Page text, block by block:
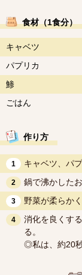
食材（1食分）
キャベツ
パプリカ
鯵
ごはん
作り方
1 キャベツ、パ
2 鍋で沸かした
3 野菜が柔らか
4
消化を良くす
る。
◎私は、約20